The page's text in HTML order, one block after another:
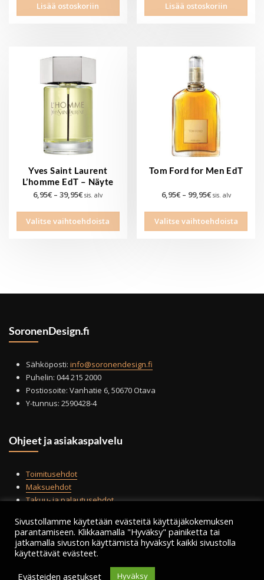
Lisää ostoskoriin Lisää ostoskoriin
Yves Saint Laurent
L’homme EdT – Näyte
6,95€ – 39,95€Hintaluokka:
-
39,95€
sis. alv
Valitse vaihtoehdoista
Tällä
Tom Ford for Men EdT
6,95€ – 99,95€Hintaluokka:
-
99,95€
sis. alv
Valitse vaihtoehdoista
Tällä
SoronenDesign.fi
Sähköposti:info@soronendesign.fi
Puhelin: 044 215 2000
Postiosoite: Vanhatie 6, 50670 Otava
Y-tunnus: 2590428-4
Ohjeet ja asiakaspalvelu
Toimitusehdot
Maksuehdot
Takuu- ja palautusehdot
Tietosuojailmoitus
Sivustollamme käytetään evästeitä käyttäjäkokemuksen
parantamiseen. Klikkaamalla "Hyväksy" painiketta tai
jatkamalla sivuston käyttämistä hyväksyt kaikki sivustolla
käytettävät evästeet.
Evästeiden asetukset
Hyväksy